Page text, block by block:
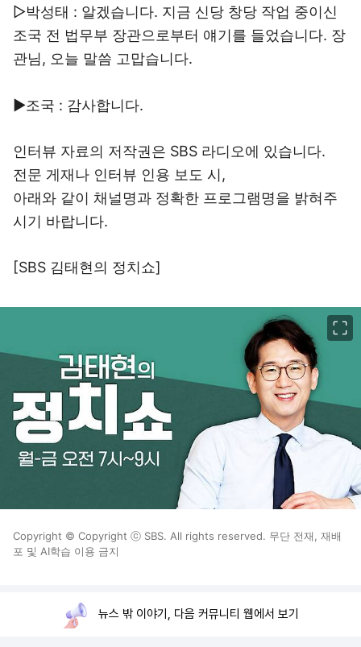
▷박성태 : 알겠습니다. 지금 신당 창당 작업 중이신
조국 전 법무부 장관으로부터 얘기를 들었습니다. 장
관님, 오늘 말씀 고맙습니다.
▶조국 : 감사합니다.
인터뷰 자료의 저작권은 SBS 라디오에 있습니다.
전문 게재나 인터뷰 인용 보도 시,
아래와 같이 채널명과 정확한 프로그램명을 밝혀주
시기 바랍니다.
[SBS 김태현의 정치쇼]
Copyright © Copyright ⓒ SBS. All rights reserved. 무단 전재, 재배
포 및 AI학습 이용 금지
뉴스 밖 이야기, 다음 커뮤니티 웹에서 보기